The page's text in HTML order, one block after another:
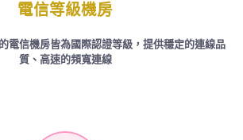
電信等級機房
電信機房皆為國際認證等級，提供穩定的連線品
質、高速的頻寬連線